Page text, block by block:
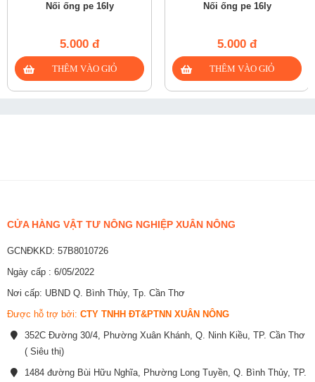
Nối ống pe 16ly
5.000 đ
Nối ống pe 16ly
5.000 đ
CỬA HÀNG VẬT TƯ NÔNG NGHIỆP XUÂN NÔNG
GCNĐKKD: 57B8010726
Ngày cấp : 6/05/2022
Nơi cấp: UBND Q. Bình Thủy, Tp. Cần Thơ
Được hỗ trợ bởi: CTY TNHH ĐT&PTNN XUÂN NÔNG
352C Đường 30/4, Phường Xuân Khánh, Q. Ninh Kiều, TP. Cần Thơ
( Siêu thị)
1484 đường Bùi Hữu Nghĩa, Phường Long Tuyền, Q. Bình Thủy, TP.